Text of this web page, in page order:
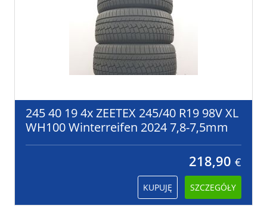
245 40 19 4x ZEETEX 245/40 R19 98V XL
WH100 Winterreifen 2024 7,8-7,5mm
218,90 €
KUPUJĘ SZCZEGÓŁY